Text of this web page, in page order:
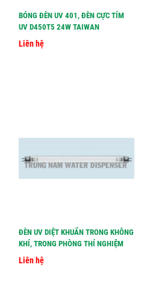
BÓNG ĐÈN UV 401, ĐÈN CỰC TÍM
UV D450T5 24W TAIWAN
Liên hệ
ĐÈN UV DIỆT KHUẨN TRONG KHÔNG
KHÍ, TRONG PHÒNG THÍ NGHIỆM
Liên hệ